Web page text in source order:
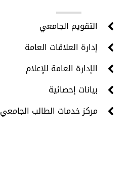
التقويم الجامعي
إدارة العلاقات العامة
الإدارة العامة للإعلام
بيانات إحصائية
مركز خدمات الطالب الجامعي